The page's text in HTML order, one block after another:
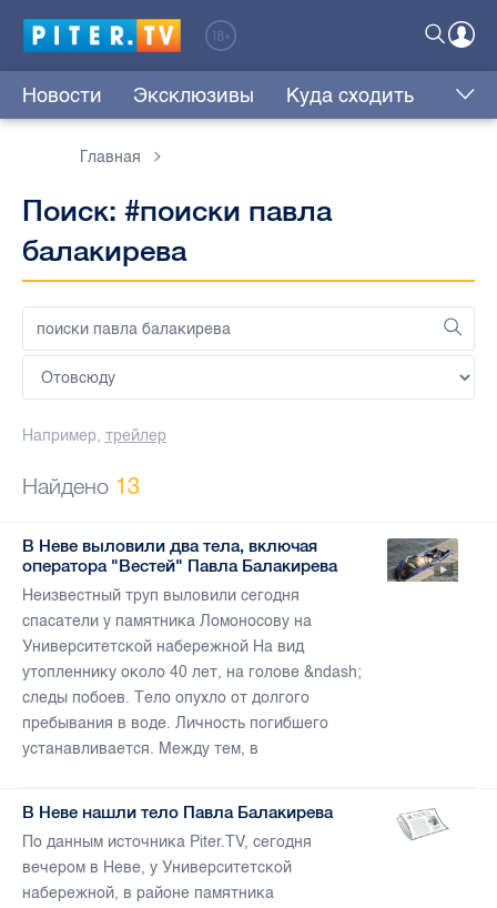
Новости Эксклюзивы Куда сходить
Главная
Поиск: #поиски павла
балакирева
Например, трейлер
Найдено 13
В Неве выловили два тела, включая
оператора "Вестей" Павла Балакирева
Неизвестный труп выловили сегодня
спасатели у памятника Ломоносову на
Университетской набережной На вид
утопленнику около 40 лет, на голове &ndash;
следы побоев. Тело опухло от долгого
пребывания в воде. Личность погибшего
устанавливается. Между тем, в
В Неве нашли тело Павла Балакирева
По данным источника Piter.TV, сегодня
вечером в Неве, у Университетской
набережной, в районе памятника